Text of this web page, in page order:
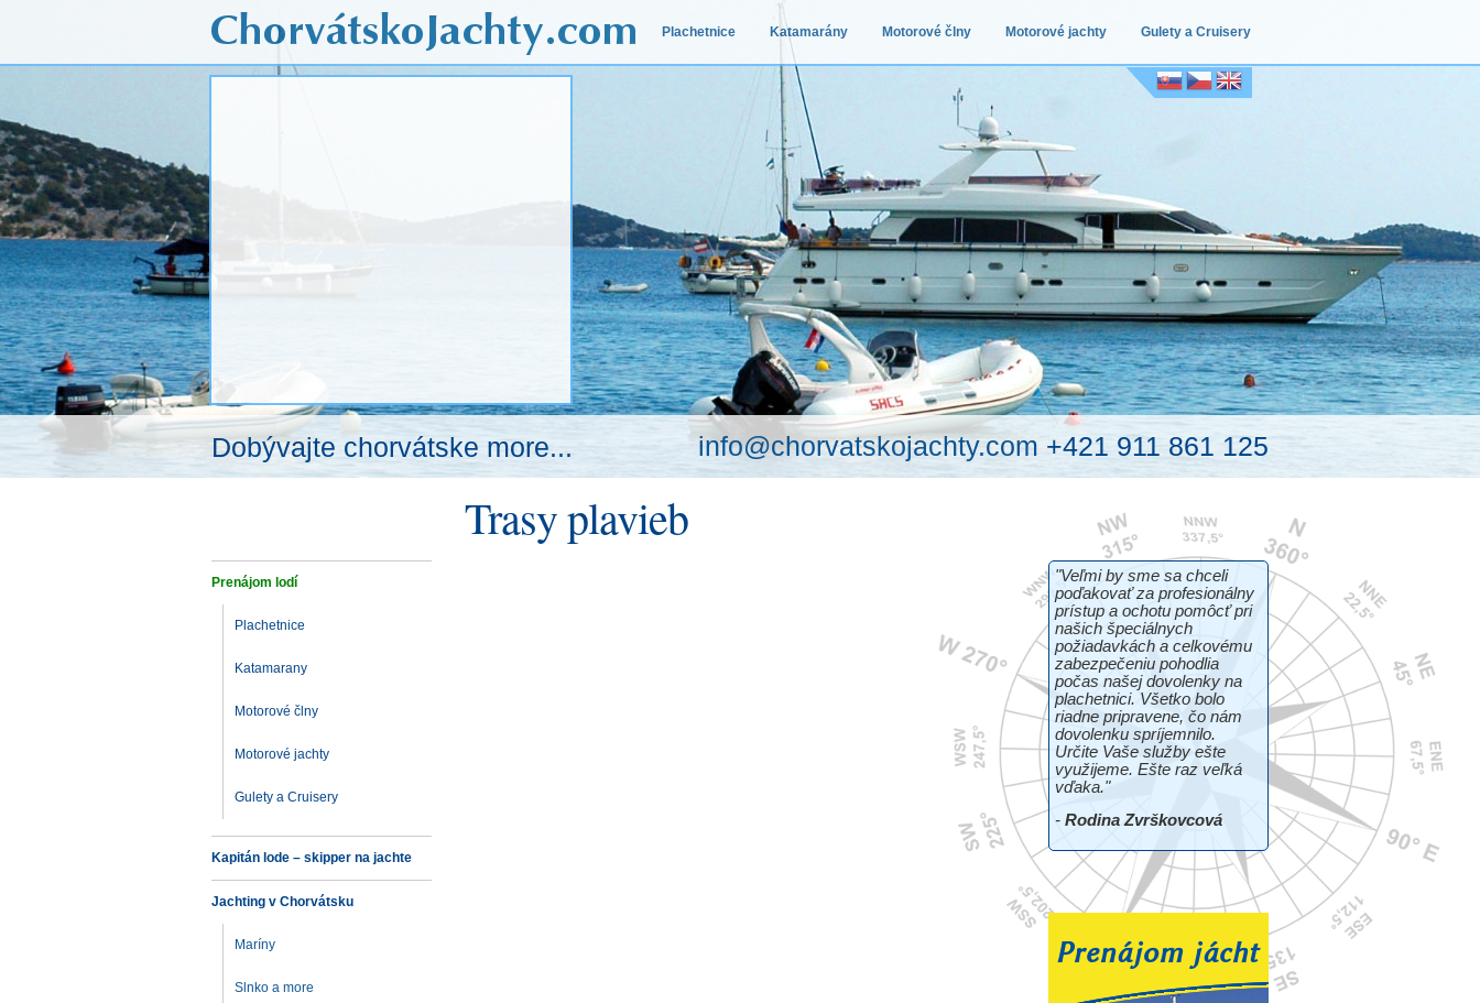
Gulety a Cruisery
Motorové jachty
Motorové člny
Katamarány
Plachetnice
Dobývajte chorvátske more... info@chorvatskojachty.com +421 911 861 125
Trasy plavieb
Prenájom lodí
Plachetnice
Katamarany
Motorové člny
Motorové jachty
Gulety a Cruisery
Kapitán lode – skipper na jachte
Jachting v Chorvátsku
Maríny
Slnko a more
"Veľmi by sme sa chceli
poďakovať za profesionálny
prístup a ochotu pomôcť pri
našich špeciálnych
požiadavkách a celkovému
zabezpečeniu pohodlia
počas našej dovolenky na
plachetnici. Všetko bolo
riadne pripravene, čo nám
dovolenku spríjemnilo.
Určite Vaše služby ešte
využijeme. Ešte raz veľká
vďaka."
- Rodina Zvrškovcová